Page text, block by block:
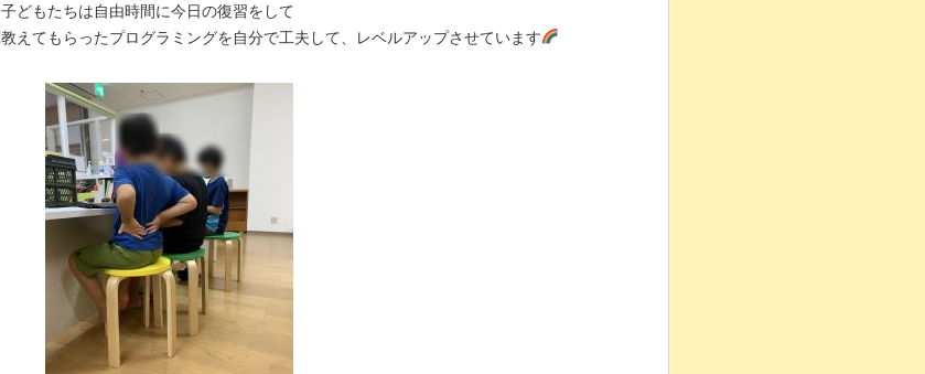
子どもたちは自由時間に今日の復習をして
教えてもらったプログラミングを自分で工夫して、レベルアップさせています